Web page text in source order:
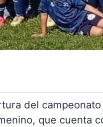
del
que cuenta